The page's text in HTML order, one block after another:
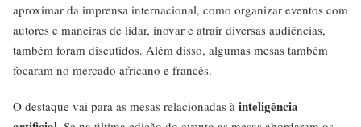
aproximar da imprensa internacional, como organizar eventos com
autores e maneiras de lidar, inovar e atrair diversas audiências,
também foram discutidos. Além disso, algumas mesas também
focaram no mercado africano e francês.
O destaque vai para as mesas relacionadas à inteligência